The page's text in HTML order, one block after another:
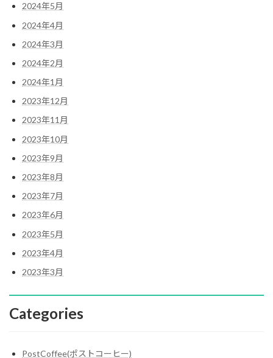
2024年5月
2024年4月
2024年3月
2024年2月
2024年1月
2023年12月
2023年11月
2023年10月
2023年9月
2023年8月
2023年7月
2023年6月
2023年5月
2023年4月
2023年3月
Categories
PostCoffee(ポストコーヒー)